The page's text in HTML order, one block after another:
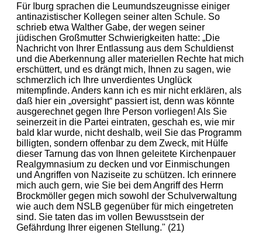
Für Iburg sprachen die Leumundszeugnisse einiger
antinazistischer Kollegen seiner alten Schule. So
schrieb etwa Walther Gabe, der wegen seiner
jüdischen Großmutter Schwierigkeiten hatte: „Die
Nachricht von Ihrer Entlassung aus dem Schuldienst
und die Aberkennung aller materiellen Rechte hat mich
erschüttert, und es drängt mich, Ihnen zu sagen, wie
schmerzlich ich Ihre unverdientes Unglück
mitempfinde. Anders kann ich es mir nicht erklären, als
daß hier ein „oversight“ passiert ist, denn was könnte
ausgerechnet gegen Ihre Person vorliegen! Als Sie
seinerzeit in die Partei eintraten, geschah es, wie mir
bald klar wurde, nicht deshalb, weil Sie das Programm
billigten, sondern offenbar zu dem Zweck, mit Hülfe
dieser Tarnung das von Ihnen geleitete Kirchenpauer
Realgymnasium zu decken und vor Einmischungen
und Angriffen von Naziseite zu schützen. Ich erinnere
mich auch gern, wie Sie bei dem Angriff des Herrn
Brockmöller gegen mich sowohl der Schulverwaltung
wie auch dem NSLB gegenüber für mich eingetreten
sind. Sie taten das im vollen Bewusstsein der
Gefährdung Ihrer eigenen Stellung." (21)